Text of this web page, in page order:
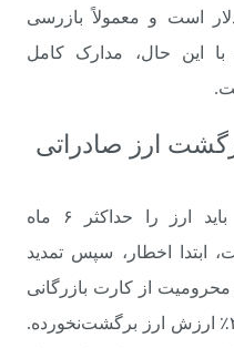
اما ارزش کالا زیر ۵۰۰ دلار است و معمولاً بازرسی
این حال، مدارک کامل
بازگشت ارز صادراتی
پاسخ: طبق قانون، صادرکننده باید ارز را حداکثر ۶ ماه
ابتدا اخطار، سپس تمدید
از کارت بازرگانی
به مدت ۱-۳ سال و جریمه ۱۰-۲۰٪ ارزش ارز برگشت‌نخورده.